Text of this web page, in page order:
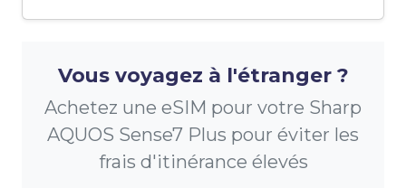
Vous voyagez à l'étranger ?
Achetez une eSIM pour votre Sharp
AQUOS Sense7 Plus pour éviter les
frais d'itinérance élevés